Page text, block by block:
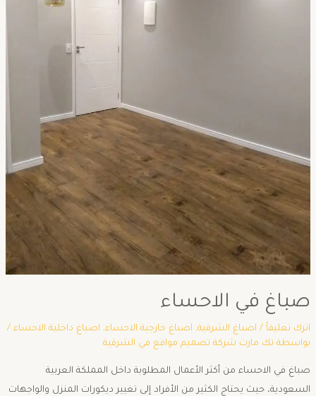
صباغ في الاحساء
اترك تعليقاً / اصباغ الشرقية, اصباغ خارجية الاحساء, اصباغ داخلية الاحساء/
بواسطة تك مارت شركة تصميم مواقع في الشرقية
صباغ في الاحساء من أكثر الأعمال المطلوبة داخل المملكة العربية
السعودية، حيث يحتاج الكثير من الأفراد إلى تغيير ديكورات المنزل والواجهات